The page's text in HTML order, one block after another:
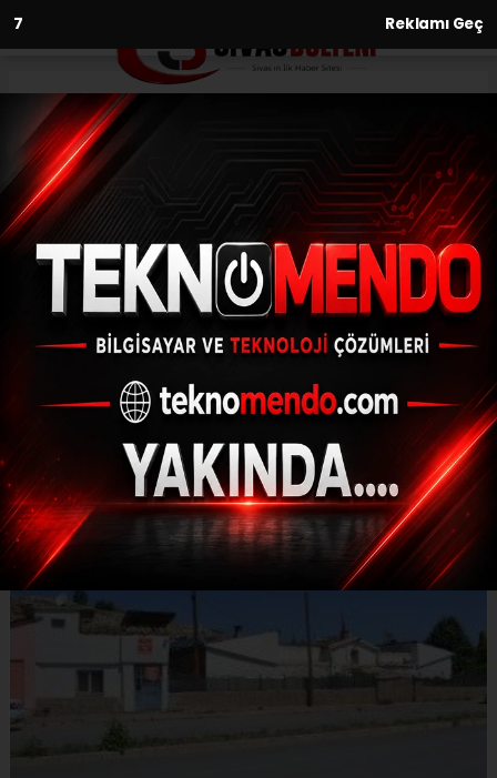
6 Reklamı Geç
Anasayfa
60 Yıllık cezaevinin kapısına
kilit vuruldu
21.06.2021 - 16:43, Güncelleme: 21.06.2021 - 16:43
Sivas'ın Şarkışla ilçesinde bulunan kapalı
ceza evi kapatılırken mahkûm ve tutuklular
Sivas Kapalı Cezaevine gönderildi.
ABONE OL